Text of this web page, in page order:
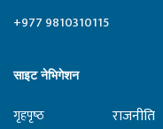
+977 9810310115
साइट नेभिगेशन
गृहपृष्‍ठ
राजनीति